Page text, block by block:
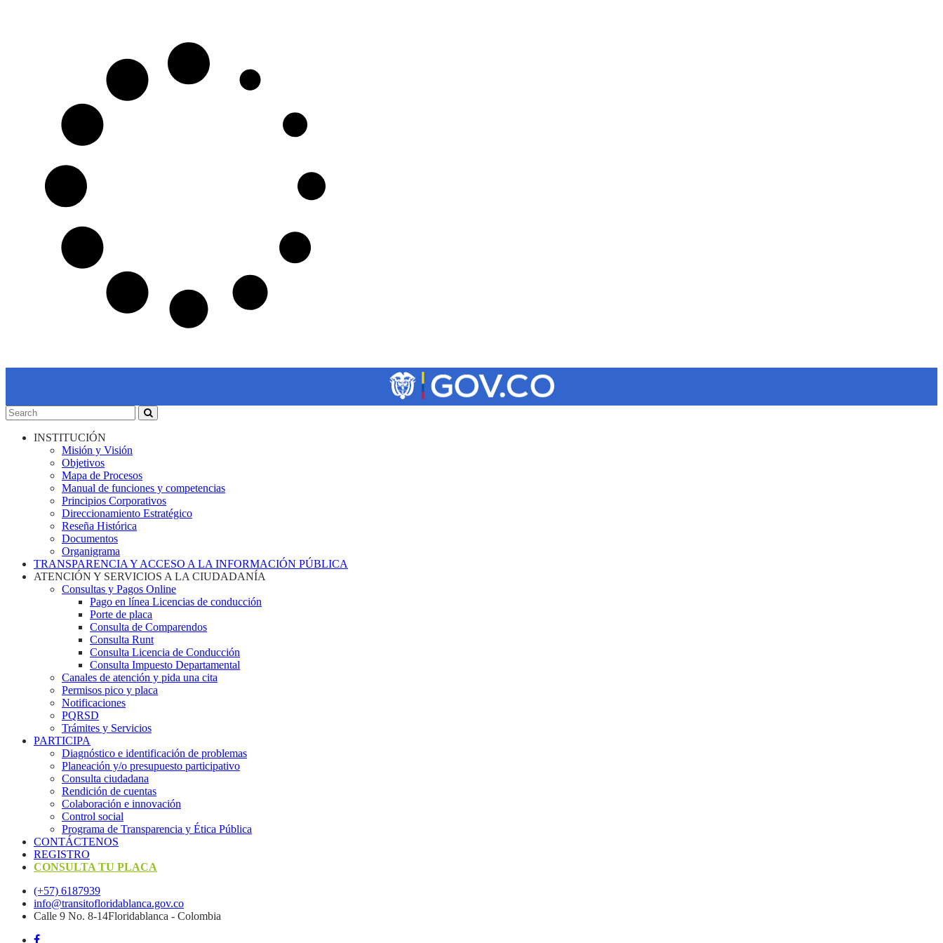
INSTITUCIÓN
Misión y Visión
Objetivos
Mapa de Procesos
Manual de funciones y competencias
Principios Corporativos
Direccionamiento Estratégico
Reseña Histórica
Documentos
Organigrama
TRANSPARENCIA Y ACCESO A LA INFORMACIÓN PÚBLICA
ATENCIÓN Y SERVICIOS A LA CIUDADANÍA
Consultas y Pagos Online
Pago en línea Licencias de conducción
Porte de placa
Consulta de Comparendos
Consulta Runt
Consulta Licencia de Conducción
Consulta Impuesto Departamental
Canales de atención y pida una cita
Permisos pico y placa
Notificaciones
PQRSD
Trámites y Servicios
PARTICIPA
Diagnóstico e identificación de problemas
Planeación y/o presupuesto participativo​
Consulta ciudadana
Rendición de cuentas
Colaboración e innovación
Control social
Programa de Transparencia y Ética Pública
CONTÁCTENOS
REGISTRO
CONSULTA TU PLACA
(+57) 6187939
info@transitofloridablanca.gov.co
Calle 9 No. 8-14Floridablanca - Colombia